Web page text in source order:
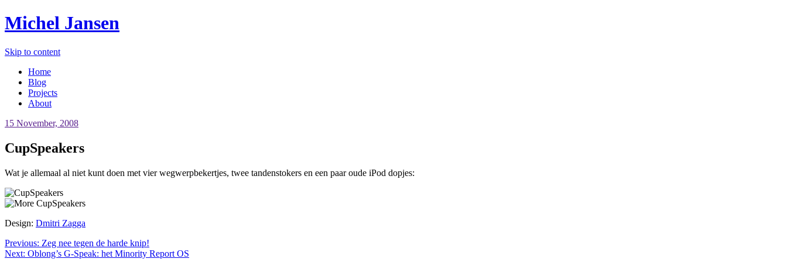
Michel Jansen
Skip to content
Home
Blog
Projects
About
15 November, 2008
CupSpeakers
Wat je allemaal al niet kunt doen met vier wegwerpbekertjes, twee tandenstokers en een paar oude iPod dopjes:
Design: Dmitri Zagga
Previous: Zeg nee tegen de harde knip!
Next: Oblong’s G-Speak: het Minority Report OS